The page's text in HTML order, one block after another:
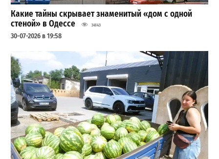
Какие тайны скрывает знаменитый «дом с одной
стеной» в Одессе
34143
30-07-2026 в 19:58